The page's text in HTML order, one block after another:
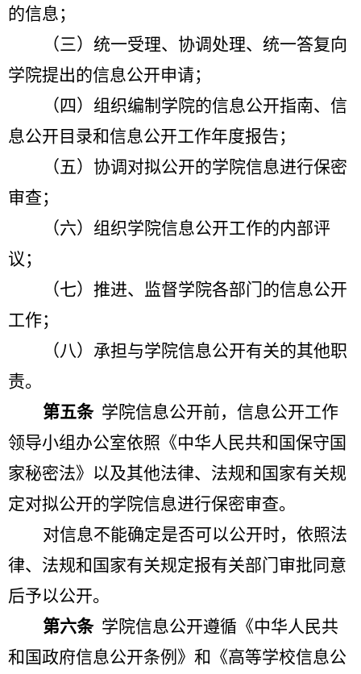
的信息；
（三）统一受理、协调处理、统一答复向
学院提出的信息公开申请；
（四）组织编制学院的信息公开指南、信
息公开目录和信息公开工作年度报告；
（五）协调对拟公开的学院信息进行保密
审查；
（六）组织学院信息公开工作的内部评
议；
（七）推进、监督学院各部门的信息公开
工作；
（八）承担与学院信息公开有关的其他职
责。
第五条 学院信息公开前，信息公开工作
领导小组办公室依照《中华人民共和国保守国
家秘密法》以及其他法律、法规和国家有关规
定对拟公开的学院信息进行保密审查。
对信息不能确定是否可以公开时，依照法
律、法规和国家有关规定报有关部门审批同意
后予以公开。
第六条 学院信息公开遵循《中华人民共
和国政府信息公开条例》和《高等学校信息公